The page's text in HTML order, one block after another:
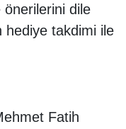
dile
hediye takdimi ile
Fatih